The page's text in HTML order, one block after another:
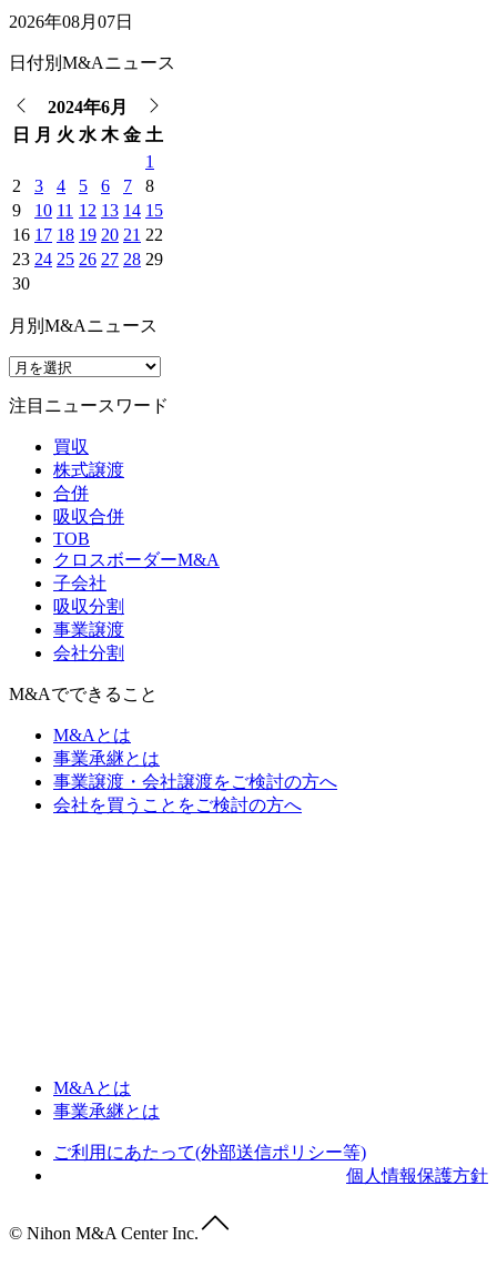
2026年08月07日
日付別M&Aニュース
2024年6月
日
月 火 水 木 金 土
1
2
3 4 5 6 7
8
9
10 11 12 13 14 15
16 17 18 19 20 21 22
23 24 25 26 27 28 29
30
月別M&Aニュース
注目ニュースワード
買収
株式譲渡
合併
吸収合併
TOB
クロスボーダーM&A
子会社
吸収分割
事業譲渡
会社分割
M&Aでできること
M&Aとは
事業承継とは
事業譲渡・会社譲渡をご検討の方へ
会社を買うことをご検討の方へ
M&Aとは
事業承継とは
ご利用にあたって(外部送信ポリシー等)
個人情報保護方針
© Nihon M&A Center Inc.